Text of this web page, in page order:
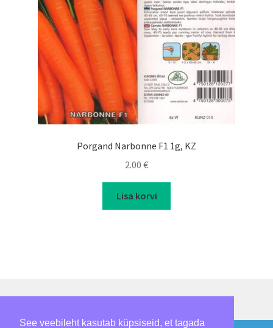
Porgand Narbonne F1 1g, KZ
2.00 €
Lisa korvi
See veebileht kasutab küpsiseid, et tagada